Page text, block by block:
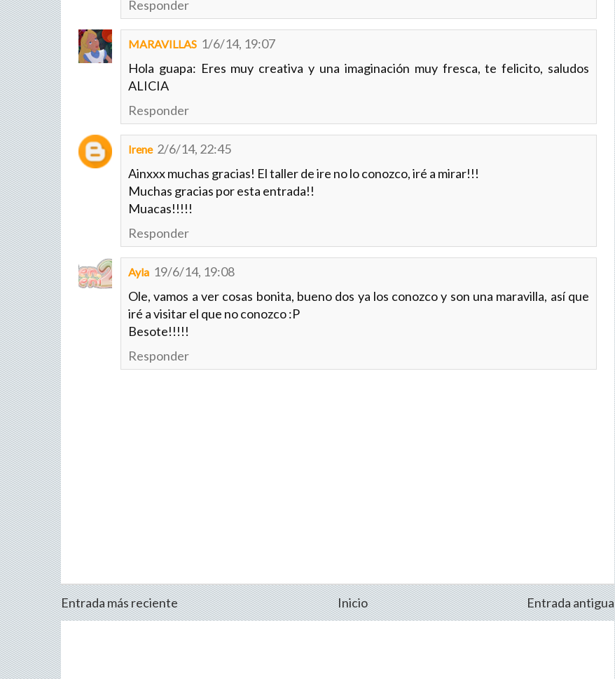
Responder
MARAVILLAS 1/6/14, 19:07
Hola guapa: Eres muy creativa y una imaginación muy fresca, te felicito, saludos
ALICIA
Responder
Irene 2/6/14, 22:45
Ainxxx muchas gracias! El taller de ire no lo conozco, iré a mirar!!!
Muchas gracias por esta entrada!!
Muacas!!!!!
Responder
Ayla 19/6/14, 19:08
Ole, vamos a ver cosas bonita, bueno dos ya los conozco y son una maravilla, así que
iré a visitar el que no conozco :P
Besote!!!!!
Responder
Entrada más reciente Inicio Entrada antigua